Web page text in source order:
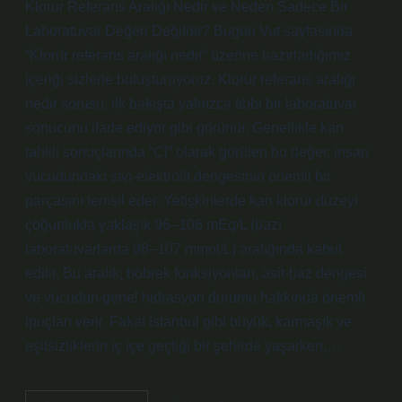
Klorür Referans Aralığı Nedir ve Neden Sadece Bir
Laboratuvar Değeri Değildir? Bugün Vut sayfasında
“Klorür referans aralığı nedir” üzerine hazırladığımız
içeriği sizlerle buluşturuyoruz. Klorür referans aralığı
nedir sorusu, ilk bakışta yalnızca tıbbi bir laboratuvar
sonucunu ifade ediyor gibi görünür. Genellikle kan
tahlili sonuçlarında “Cl” olarak görülen bu değer, insan
vücudundaki sıvı-elektrolit dengesinin önemli bir
parçasını temsil eder. Yetişkinlerde kan klorür düzeyi
çoğunlukla yaklaşık 96–106 mEq/L (bazı
laboratuvarlarda 98–107 mmol/L) aralığında kabul
edilir. Bu aralık, böbrek fonksiyonları, asit-baz dengesi
ve vücudun genel hidrasyon durumu hakkında önemli
ipuçları verir. Fakat İstanbul gibi büyük, karmaşık ve
eşitsizliklerin iç içe geçtiği bir şehirde yaşarken,…